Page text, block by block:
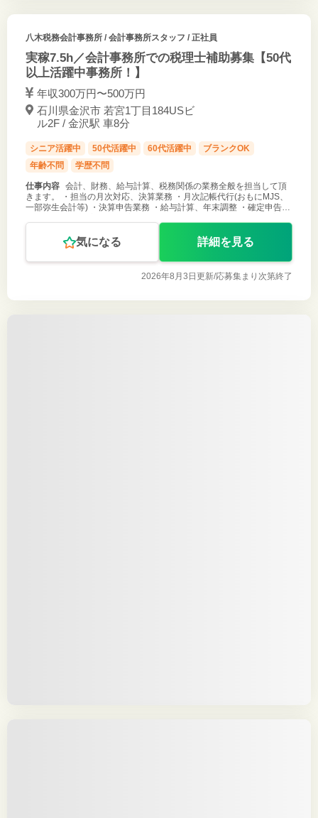
八木税務会計事務所/ 会計事務所スタッフ / 正社員
実稼7.5h／会計事務所での税理士補助募集【50代
以上活躍中事務所！】
年収300万円〜500万円
石川県金沢市 若宮1丁目184USビ
ル2F / 金沢駅 車8分
シニア活躍中 50代活躍中 60代活躍中
ブランクOK
年齢不問
学歴不問
仕事内容 会計、財務、給与計算、税務関係の業務全般を担当して頂
きます。 ・担当の月次対応、決算業務 ・月次記帳代行(おもにMJS、
一部弥生会計等) ・決算申告業務 ・給与計算、年末調整 ・確定申告業
気になる 詳細を見る
2026年8月3日更新/応募集まり次第終了